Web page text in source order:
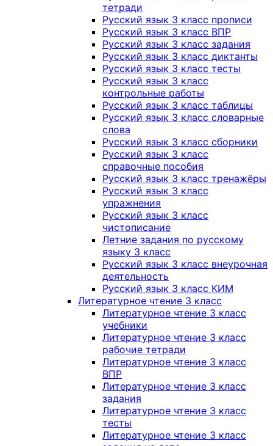
тетради
Русский язык 3 класс прописи
Русский язык 3 класс ВПР
Русский язык 3 класс задания
Русский язык 3 класс диктанты
Русский язык 3 класс тесты
Русский язык 3 класс
контрольные работы
Русский язык 3 класс таблицы
Русский язык 3 класс словарные
слова
Русский язык 3 класс сборники
Русский язык 3 класс
справочные пособия
Русский язык 3 класс тренажёры
Русский язык 3 класс
упражнения
Русский язык 3 класс
чистописание
Летние задания по русскому
языку 3 класс
Русский язык 3 класс внеурочная
деятельность
Русский язык 3 класс КИМ
Литературное чтение 3 класс
Литературное чтение 3 класс
учебники
Литературное чтение 3 класс
рабочие тетради
Литературное чтение 3 класс
ВПР
Литературное чтение 3 класс
задания
Литературное чтение 3 класс
тесты
Литературное чтение 3 класс